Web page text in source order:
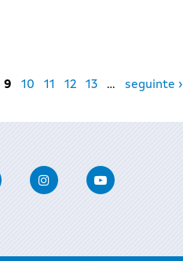
9 10 11 12 13 … seguinte ›
Twitter InstagramYoutube